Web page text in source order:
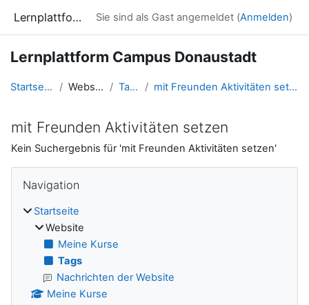
Lernplattform Campus Donaustadt Sie sind als Gast angemeldet (Anmelden)
Lernplattform Campus Donaustadt
Startseite Website Tags mit Freunden Aktivitäten setzen
mit Freunden Aktivitäten setzen
Kein Suchergebnis für 'mit Freunden Aktivitäten setzen'
Blöcke
Navigation
Startseite
Website
Meine Kurse
Tags
Nachrichten der Website
Meine Kurse